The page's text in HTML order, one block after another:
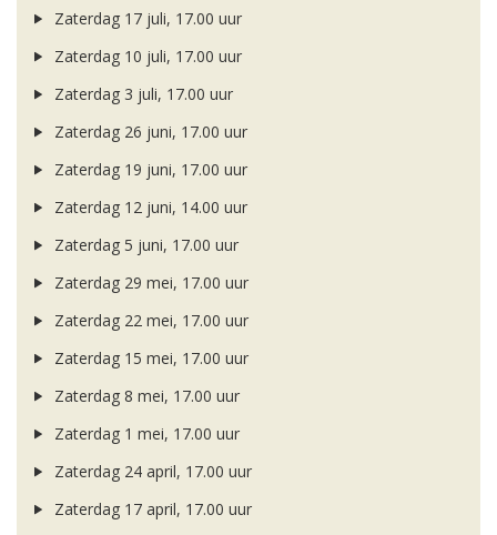
Zaterdag 17 juli, 17.00 uur
Zaterdag 10 juli, 17.00 uur
Zaterdag 3 juli, 17.00 uur
Zaterdag 26 juni, 17.00 uur
Zaterdag 19 juni, 17.00 uur
Zaterdag 12 juni, 14.00 uur
Zaterdag 5 juni, 17.00 uur
Zaterdag 29 mei, 17.00 uur
Zaterdag 22 mei, 17.00 uur
Zaterdag 15 mei, 17.00 uur
Zaterdag 8 mei, 17.00 uur
Zaterdag 1 mei, 17.00 uur
Zaterdag 24 april, 17.00 uur
Zaterdag 17 april, 17.00 uur